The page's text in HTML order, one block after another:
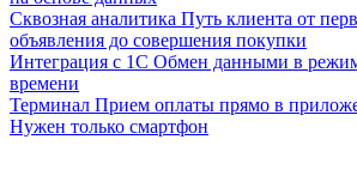
Сквозная аналитика Путь клиента от
объявления до совершения покупки
Интеграция с 1С Обмен данными в
времени
Терминал Прием оплаты прямо в
Нужен только смартфон